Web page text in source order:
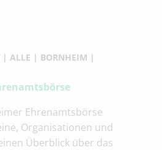
ALLE
BORNHEIM
Ehrenamtsbörse
Organisationen und
Überblick über das